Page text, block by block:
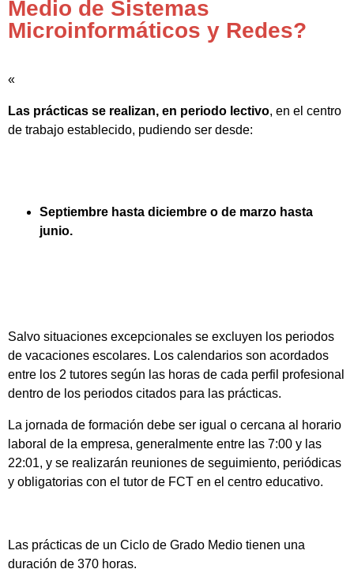
Medio de Sistemas
Microinformáticos y Redes?
«
Las prácticas se realizan, en periodo lectivo, en el centro
de trabajo establecido, pudiendo ser desde:
Septiembre hasta diciembre o de marzo hasta
junio.
Salvo situaciones excepcionales se excluyen los periodos
de vacaciones escolares. Los calendarios son acordados
entre los 2 tutores según las horas de cada perfil profesional
dentro de los periodos citados para las prácticas.
La jornada de formación debe ser igual o cercana al horario
laboral de la empresa, generalmente entre las 7:00 y las
22:01, y se realizarán reuniones de seguimiento, periódicas
y obligatorias con el tutor de FCT en el centro educativo.
Las prácticas de un Ciclo de Grado Medio tienen una
duración de 370 horas.